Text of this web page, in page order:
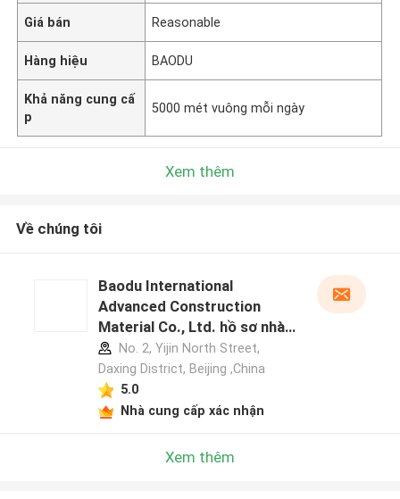
Giá bán Reasonable
Hàng hiệu BAODU
Khả năng cung cấ
p
5000 mét vuông mỗi ngày
Xem thêm
Về chúng tôi
Baodu International
Advanced Construction
Material Co., Ltd. hồ sơ nhà
sản xuất
No. 2, Yijin North Street,
Daxing District, Beijing ,China
5.0
Nhà cung cấp xác nhận
Xem thêm